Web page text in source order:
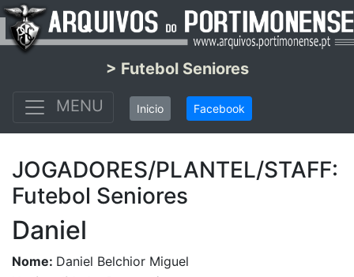
> Futebol Seniores
MENU
Inicio Facebook
JOGADORES/PLANTEL/STAFF:
Futebol Seniores
Daniel
Nome: Daniel Belchior Miguel